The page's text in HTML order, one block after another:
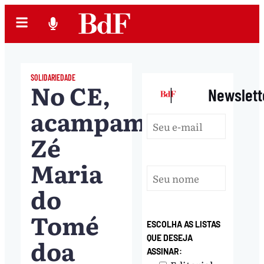
SOLIDARIEDADE
No CE,
acampamento
Zé
Maria
do
Tomé
doa
|
ESCOLHA AS LISTAS
QUE DESEJA
ASSINAR: